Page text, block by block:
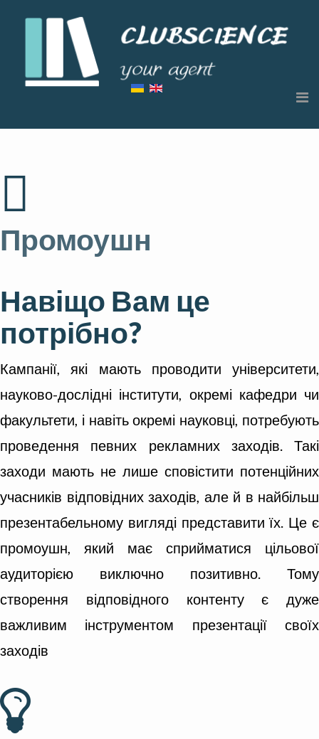
Промоушн
Навіщо Вам це
потрібно?
Кампанії, які мають проводити університети,
науково-дослідні інститути, окремі кафедри чи
факультети, і навіть окремі науковці, потребують
проведення певних рекламних заходів. Такі
заходи мають не лише сповістити потенційних
учасників відповідних заходів, але й в найбільш
презентабельному вигляді представити їх. Це є
промоушн, який має сприйматися цільової
аудиторією виключно позитивно. Тому
створення відповідного контенту є дуже
важливим інструментом презентації своїх
заходів